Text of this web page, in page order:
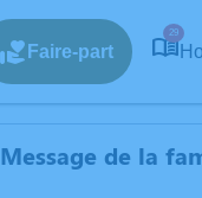
Faire-part
29
Message de la